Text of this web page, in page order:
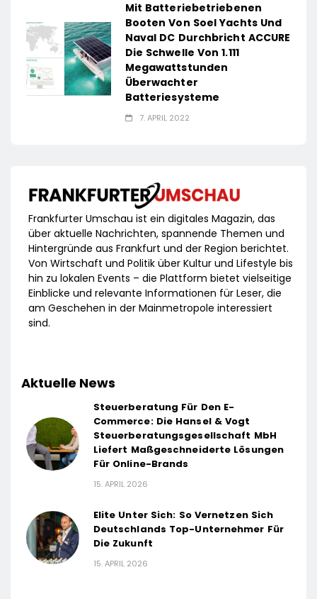
Mit Batteriebetriebenen
Booten Von Soel Yachts Und
Naval DC Durchbricht ACCURE
Die Schwelle Von 1.111
Megawattstunden
Überwachter
Batteriesysteme
7. APRIL 2022
Frankfurter Umschau ist ein digitales Magazin, das
über aktuelle Nachrichten, spannende Themen und
Hintergründe aus Frankfurt und der Region berichtet.
Von Wirtschaft und Politik über Kultur und Lifestyle bis
hin zu lokalen Events – die Plattform bietet vielseitige
Einblicke und relevante Informationen für Leser, die
am Geschehen in der Mainmetropole interessiert
sind.
Aktuelle News
Steuerberatung Für Den E-
Commerce: Die Hansel & Vogt
Steuerberatungsgesellschaft MbH
Liefert Maßgeschneiderte Lösungen
Für Online-Brands
15. APRIL 2026
Elite Unter Sich: So Vernetzen Sich
Deutschlands Top-Unternehmer Für
Die Zukunft
15. APRIL 2026